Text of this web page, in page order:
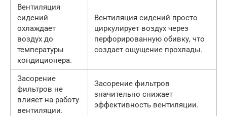
Вентиляция
сидений
охлаждает
воздух до
температуры
кондиционера.
Вентиляция сидений просто
циркулирует воздух через
перфорированную обивку, что
создает ощущение прохлады.
Засорение
фильтров не
влияет на работу
вентиляции.
Засорение фильтров
значительно снижает
эффективность вентиляции.